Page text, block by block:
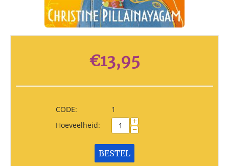
€13,95
CODE:
1
Hoeveelheid:
+
−
BESTEL